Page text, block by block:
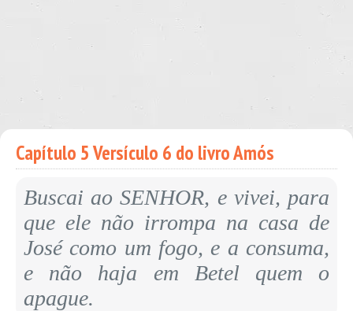
Capítulo 5 Versículo 6 do livro Amós
Buscai ao SENHOR, e vivei, para
que ele não irrompa na casa de
José como um fogo, e a consuma,
e não haja em Betel quem o
apague.